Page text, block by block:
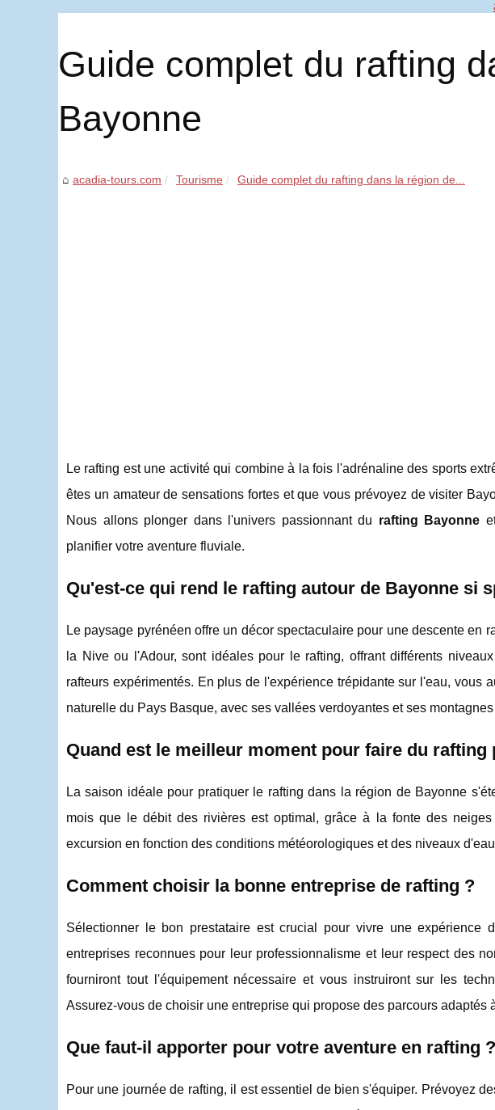
Guide complet du rafting
Bayonne
acadia-tours.com Tourisme Guide complet du rafting dans la région de...
Le rafting est une activité qui combine à la fois l'adrénaline des sports
êtes un amateur de sensations fortes et que vous prévoyez de visiter
Nous allons plonger dans l'univers passionnant du rafting Bayonne
planifier votre aventure fluviale.
Qu'est-ce qui rend le rafting autour de Bayonne si
Le paysage pyrénéen offre un décor spectaculaire pour une descente en
la Nive ou l'Adour, sont idéales pour le rafting, offrant différents
rafteurs expérimentés. En plus de l'expérience trépidante sur l'eau, vous
naturelle du Pays Basque, avec ses vallées verdoyantes et ses
Quand est le meilleur moment pour faire du rafting
La saison idéale pour pratiquer le rafting dans la région de Bayonne
mois que le débit des rivières est optimal, grâce à la fonte des
excursion en fonction des conditions météorologiques et des niveaux
Comment choisir la bonne entreprise de rafting ?
Sélectionner le bon prestataire est crucial pour vivre une expérience
entreprises reconnues pour leur professionnalisme et leur respect des
fourniront tout l'équipement nécessaire et vous instruiront sur les
Assurez-vous de choisir une entreprise qui propose des parcours adaptés
Que faut-il apporter pour votre aventure en rafting ?
Pour une journée de rafting, il est essentiel de bien s'équiper. Prévoyez